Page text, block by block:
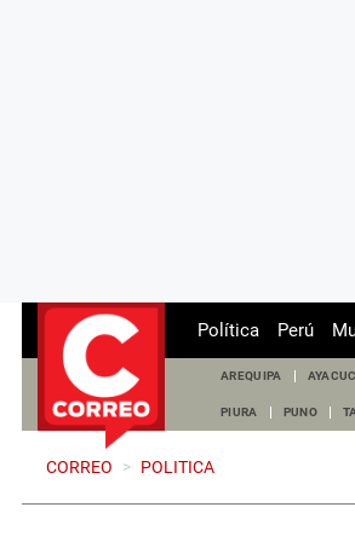
Política Perú
AREQUIPA
PIURA PUNO
CORREO > POLITICA